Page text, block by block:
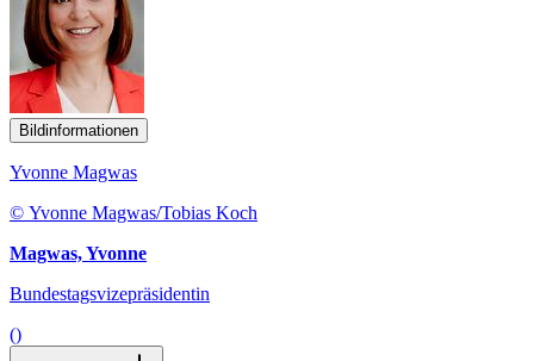
Bildinformationen
Yvonne Magwas
© Yvonne Magwas/Tobias Koch
Magwas, Yvonne
Bundestagsvizepräsidentin
()